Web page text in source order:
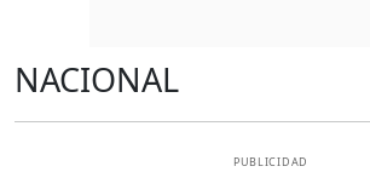
NACIONAL
PUBLICIDAD